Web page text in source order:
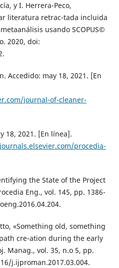
y I. Herrera-Peco,
literatura retrac-tada incluida
usando SCOPUS©
2020, doi:
Accedido: may 18, 2021. [En
journal-of-cleaner-
18, 2021. [En línea].
procedia-
the State of the Project
Eng., vol. 145, pp. 1386-
«Something old, something
cre-ation during the early
Manag., vol. 35, n.o 5, pp.
j.ijproman.2017.03.004.